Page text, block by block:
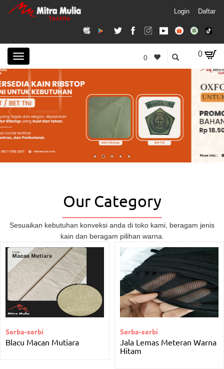
Login Daftar
Toggle
navigation
0 0
Our Category
Sesuaikan kebutuhan konveksi anda di toko kami, beragam jenis
kain dan beragam pilihan warna.
Serba-serbi
Blacu Macan Mutiara
Serba-serbi
Jala Lemas Meteran Warna
Hitam